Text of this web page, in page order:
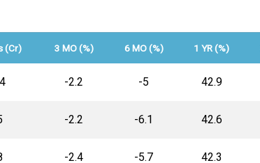
(Cr) 3 MO (%) 6 MO (%) 1 YR (%)
-2.2 -5 42.9
-2.2 -6.1 42.6
-2.4 -5.7 42.3